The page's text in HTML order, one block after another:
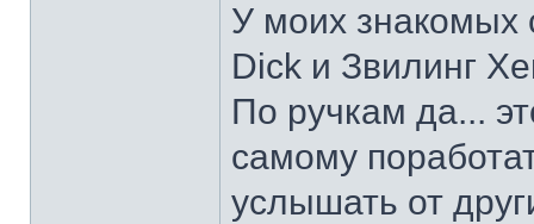
У моих знакомых
Dick и Звилинг
По ручкам да...
самому
услышать от